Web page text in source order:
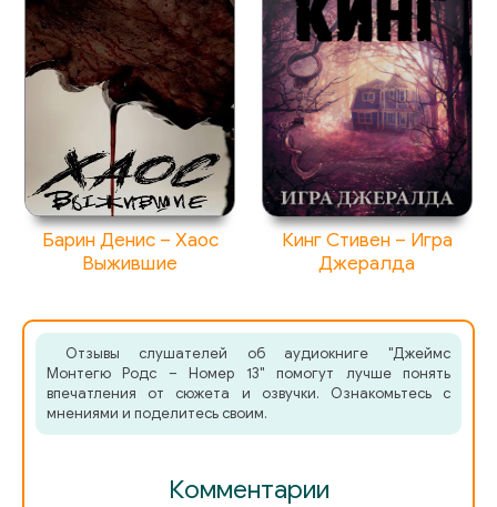
Барин Денис – Хаос
Выжившие
Кинг Стивен – Игра
Джералда
Отзывы слушателей об аудиокниге "Джеймс
Монтегю Родс – Номер 13" помогут лучше понять
впечатления от сюжета и озвучки. Ознакомьтесь с
мнениями и поделитесь своим.
Комментарии